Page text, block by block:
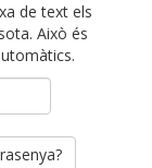
de text els
Això és